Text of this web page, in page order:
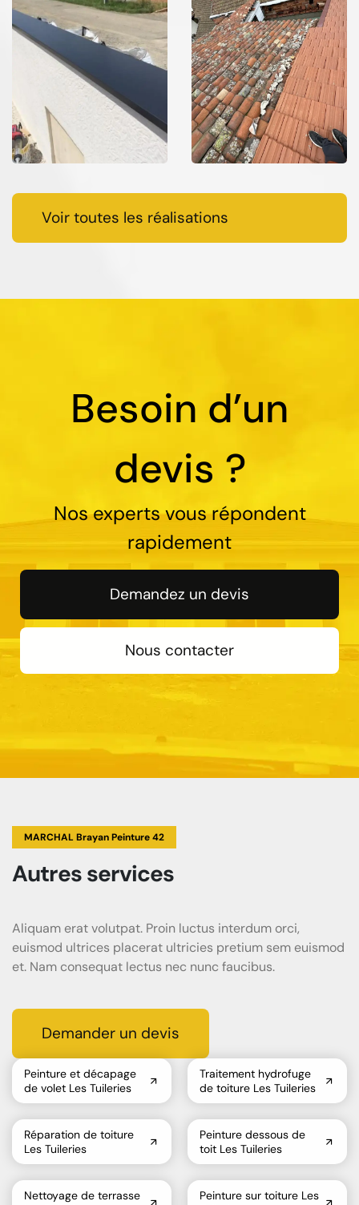
Voir toutes les réalisations
Besoin d’un
devis ?
Nos experts vous répondent
rapidement
Demandez un devis
Nous contacter
MARCHAL Brayan Peinture 42
Autres services
Aliquam erat volutpat. Proin luctus interdum orci,
euismod ultrices placerat ultricies pretium sem euismod
et. Nam consequat lectus nec nunc faucibus.
Demander un devis
Peinture et décapage
de volet Les Tuileries
Traitement hydrofuge
de toiture Les Tuileries
Réparation de toiture
Les Tuileries
Peinture dessous de
toit Les Tuileries
Nettoyage de terrasse
Peinture sur toiture Les